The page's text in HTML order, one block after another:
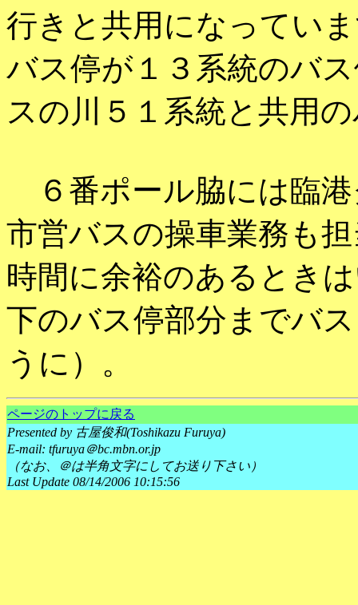
行きと共用になってい
バス停が１３系統のバ
スの川５１系統と共用
６番ポール脇には臨
市営バスの操車業務も
時間に余裕のあるとき
下のバス停部分までバ
うに）。
ページのトップに戻る
Presented by 古屋俊和(Toshikazu Furuya)
E-mail: tfuruya＠bc.mbn.or.jp
（なお、＠は半角文字にしてお送り下さい）
Last Update 08/14/2006 10:15:56